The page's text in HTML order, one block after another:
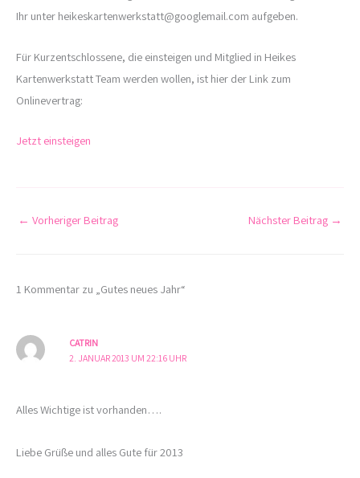
Ihr unter heikeskartenwerkstatt@googlemail.com aufgeben.
Für Kurzentschlossene, die einsteigen und Mitglied in Heikes
Kartenwerkstatt Team werden wollen, ist hier der Link zum
Onlinevertrag:
Jetzt einsteigen
← Vorheriger Beitrag Nächster Beitrag →
1 Kommentar zu „Gutes neues Jahr“
CATRIN
2. JANUAR 2013 UM 22:16 UHR
Alles Wichtige ist vorhanden….
Liebe Grüße und alles Gute für 2013